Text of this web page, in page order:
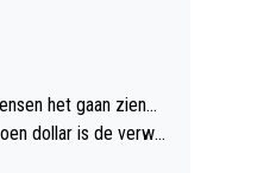
het gaan zien...
dollar is de verwa